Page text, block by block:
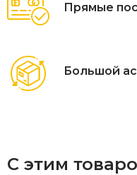
Прямые
Большой
С этим